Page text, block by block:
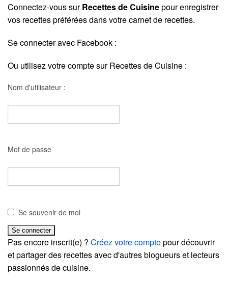
Connectez-vous surRecettes de Cuisinepour enregistrer
vos recettes préférées dans votre carnet de recettes.
Se connecter avec Facebook :
Ou utilisez votre compte sur Recettes de Cuisine :
Nom d'utilisateur :
Mot de passe
Se souvenir de moi
Pas encore inscrit(e) ? Créez votre comptepour découvrir
et partager des recettes avec d'autres blogueurs et lecteurs
passionnés de cuisine.